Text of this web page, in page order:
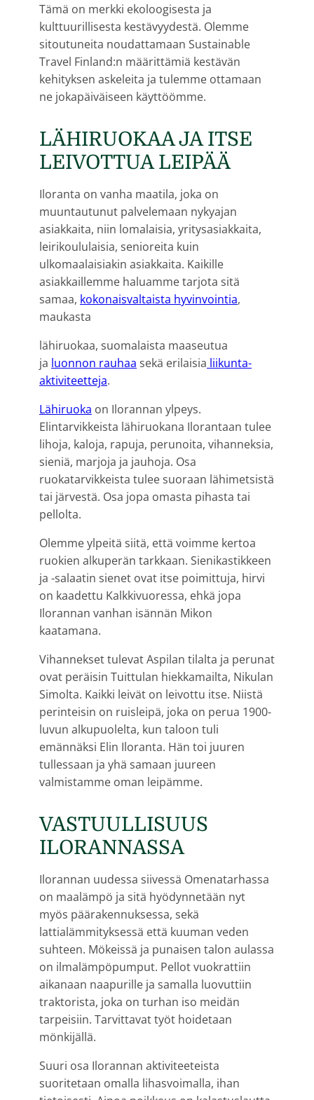
Tämä on merkki ekoloogisesta ja
kulttuurillisesta kestävyydestä. Olemme
sitoutuneita noudattamaan Sustainable
Travel Finland:n määrittämiä kestävän
kehityksen askeleita ja tulemme ottamaan
ne jokapäiväiseen käyttöömme.
LÄHIRUOKAA JA ITSE
LEIVOTTUA LEIPÄÄ
Iloranta on vanha maatila, joka on
muuntautunut palvelemaan nykyajan
asiakkaita, niin lomalaisia, yritysasiakkaita,
leirikoululaisia, senioreita kuin
ulkomaalaisiakin asiakkaita. Kaikille
asiakkaillemme haluamme tarjota sitä
samaa, kokonaisvaltaista hyvinvointia,
maukasta
lähiruokaa, suomalaista maaseutua
ja luonnon rauhaa sekä erilaisia liikunta-
aktiviteetteja.
Lähiruoka on Ilorannan ylpeys.
Elintarvikkeista lähiruokana Ilorantaan tulee
lihoja, kaloja, rapuja, perunoita, vihanneksia,
sieniä, marjoja ja jauhoja. Osa
ruokatarvikkeista tulee suoraan lähimetsistä
tai järvestä. Osa jopa omasta pihasta tai
pellolta.
Olemme ylpeitä siitä, että voimme kertoa
ruokien alkuperän tarkkaan. Sienikastikkeen
ja -salaatin sienet ovat itse poimittuja, hirvi
on kaadettu Kalkkivuoressa, ehkä jopa
Ilorannan vanhan isännän Mikon
kaatamana.
Vihannekset tulevat Aspilan tilalta ja perunat
ovat peräisin Tuittulan hiekkamailta, Nikulan
Simolta. Kaikki leivät on leivottu itse. Niistä
perinteisin on ruisleipä, joka on perua 1900-
luvun alkupuolelta, kun taloon tuli
emännäksi Elin Iloranta. Hän toi juuren
tullessaan ja yhä samaan juureen
valmistamme oman leipämme.
VASTUULLISUUS
ILORANNASSA
Ilorannan uudessa siivessä Omenatarhassa
on maalämpö ja sitä hyödynnetään nyt
myös päärakennuksessa, sekä
lattialämmityksessä että kuuman veden
suhteen. Mökeissä ja punaisen talon aulassa
on ilmalämpöpumput. Pellot vuokrattiin
aikanaan naapurille ja samalla luovuttiin
traktorista, joka on turhan iso meidän
tarpeisiin. Tarvittavat työt hoidetaan
mönkijällä.
Suuri osa Ilorannan aktiviteeteista
suoritetaan omalla lihasvoimalla, ihan